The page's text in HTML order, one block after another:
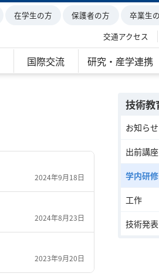
国際交流 研究・産学連携
在学生の方 保護者の方 卒業生
交通アクセス
2024年9月18日
2024年8月23日
2023年9月20日
技術教
お知らせ
出前講座
学内研修
工作
技術発表